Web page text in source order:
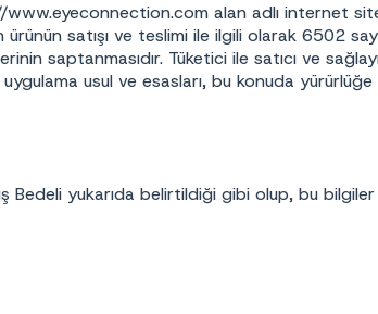
www.eyeconnection.com alan adlı internet
satışı ve teslimi ile ilgili olarak 6502
saptanmasıdır. Tüketici ile satıcı ve
usul ve esasları, bu konuda
Bedeli yukarıda belirtildiği gibi olup, bu